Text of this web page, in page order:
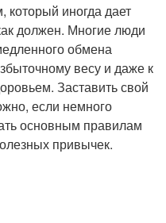
иногда дает
должен. Многие люди
обмена
весу и даже к
Заставить свой
если немного
основным правилам
привычек.